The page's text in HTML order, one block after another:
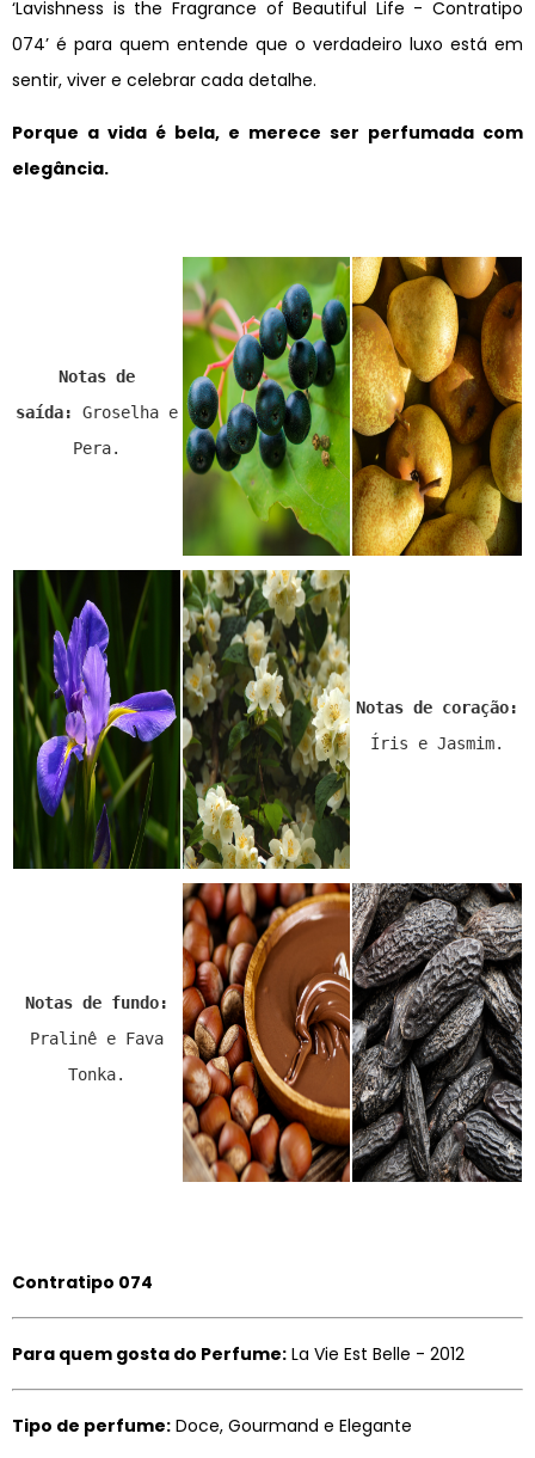
‘Lavishness is the Fragrance of Beautiful Life - Contratipo
074’ é para quem entende que o verdadeiro luxo está em
sentir, viver e celebrar cada detalhe.
Porque a vida é bela, e merece ser perfumada com
elegância.
Notas de
saída: Groselha e
Pera.
Notas de coração:
Íris e Jasmim.
Notas de fundo:
Pralinê e Fava
Tonka.
Contratipo 074
Para quem gosta do Perfume: La Vie Est Belle - 2012
Tipo de perfume: Doce, Gourmand e Elegante